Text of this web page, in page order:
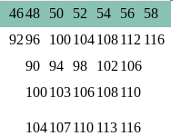
4648 50 52 54 56
58
9296 100104108112 116
90 94 98 102 106
100103106108110
104107110 113 116